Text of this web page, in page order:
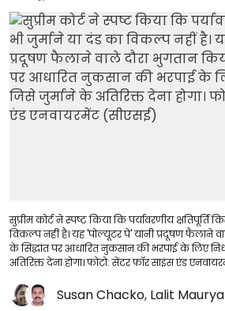
सुप्रीम कोर्ट ने स्पष्ट किया कि पर्यावरणीय क्षतिपूर्ति
विकल्प नहीं है। यह 'पोल्यूटर पे' यानी प्रदूषण फैलाने
के सिद्धांत पर आधारित नुकसान की भरपाई के लिए
अतिरिक्त देना होगा। फोटो: सेंटर फॉर साइंस एंड
Susan Chacko, Lalit Maurya